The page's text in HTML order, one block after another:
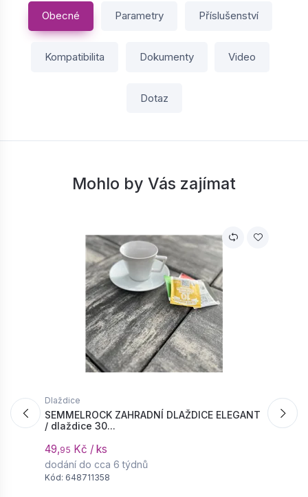
Obecné Parametry Příslušenství
Kompatibilita Dokumenty Video
Dotaz
Mohlo by Vás zajímat
Dlaždice
SEMMELROCK ZAHRADNÍ DLAŽDICE ELEGANT
/ dlaždice 30...
49,95 Kč / ks
dodání do cca 6 týdnů
Kód: 648711358